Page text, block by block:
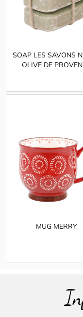
SOAP LES SAVONS
OLIVE DE
MUG MERRY